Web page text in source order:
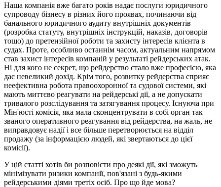
Наша компанія вже багато років надає послуги юридичного
супроводу бізнесу в різних його проявах, починаючи від
банального юридичного аудиту внутрішніх документів
(розробка статуту, внутрішніх інструкцій, наказів, договорів
тощо) до претензійної роботи та захисту інтересів клієнта в
судах. Проте, особливо останнім часом, актуальним напрямом
став захист інтересів компаній у результаті рейдерських атак.
Ні для кого не секрет, що рейдерство стало вже професією, яка
дає невеликий дохід. Крім того, розвитку рейдерства сприяє
неефективна робота правоохоронної та судової системи, які
мають миттєво реагувати на рейдерські дії, а не допускати
тривалого розслідування та затягування процесу. Існуюча при
Мін'юсті комісія, яка мала сконцентрувати в собі орган так
званого оперативного реагування від рейдерства, на жаль, не
виправдовує надії і все більше перетворюється на відділ
продажу (за інформацією людей, які звертаються до цієї
комісії).
У цій статті хотів би розповісти про деякі дії, які зможуть
мінімізувати ризики компанії, пов'язані з будь-якими
рейдерськими діями третіх осіб. Про що йде мова?